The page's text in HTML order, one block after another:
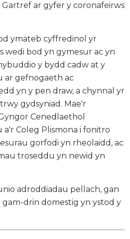
ar gyfer y coronafeirws
ymateb cyffredinol yr
wedi bod yn gymesur ac yn
y bydd cadw at y
ar gefnogaeth ac
yn y pen draw, a chynnal yr
gydsyniad. Mae'r
Cenedlaethol
Coleg Plismona i fonitro
gorfodi yn rheolaidd, ac
troseddu yn newid yn
adroddiadau pellach, gan
drin domestig yn ystod y